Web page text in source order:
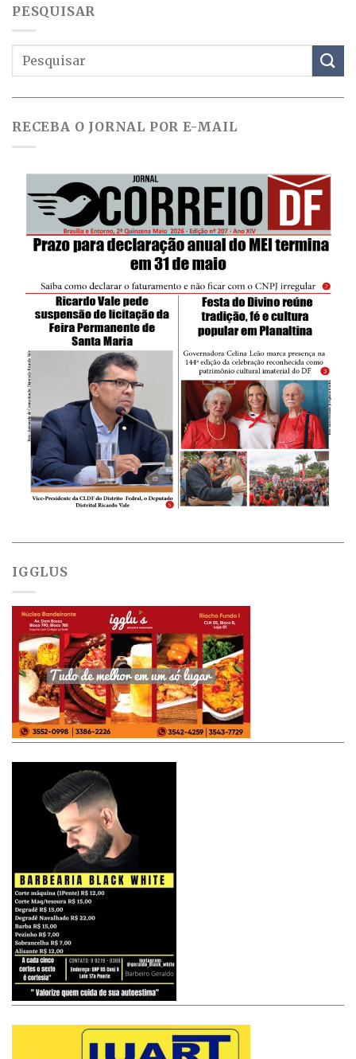
PESQUISAR
RECEBA O JORNAL POR E-MAIL
IGGLUS